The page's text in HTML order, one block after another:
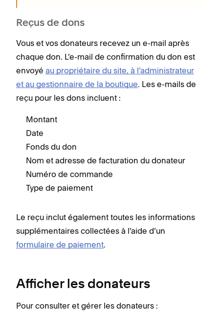
Reçus de dons
Vous et vos donateurs recevez un e-mail après
chaque don. L’e-mail de confirmation du don est
envoyé au propriétaire du site, à l’administrateur
et au gestionnaire de la boutique. Les e-mails de
reçu pour les dons incluent :
Montant
Date
Fonds du don
Nom et adresse de facturation du donateur
Numéro de commande
Type de paiement
Le reçu inclut également toutes les informations
supplémentaires collectées à l’aide d’un
formulaire de paiement.
Afficher les donateurs
Pour consulter et gérer les donateurs :